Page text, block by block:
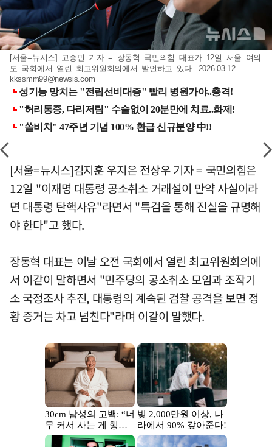
[서울=뉴시스] 고승민 기자 = 장동혁 국민의힘 대표가 12일 서울 여의
도 국회에서 열린 최고위원회의에서 발언하고 있다. 2026.03.12.
kkssmm99@newsis.com
[서울=뉴시스]김지훈 우지은 전상우 기자 = 국민의힘은
12일 "이재명 대통령 공소취소 거래설이 만약 사실이라
면 대통령 탄핵사유"라면서 "특검을 통해 진실을 규명해
야 한다"고 했다.
장동혁 대표는 이날 오전 국회에서 열린 최고위원회의에
서 이같이 말하면서 "민주당의 공소취소 모임과 조작기
소 국정조사 추진, 대통령의 계속된 검찰 공격을 보면 정
황 증거는 차고 넘친다"라며 이같이 말했다.